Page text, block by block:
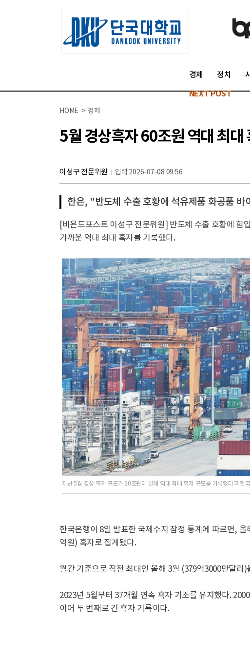
경제 정치
NEXT POST
HOME > 경제
5월 경상흑자 60조원 역대 최대
이성구 전문위원 입력 2026-07-08 09:56
한은, "반도체 수출 호황에 석유제품 화공품 바
[비욘드포스트 이성구 전문위원] 반도체 수출 호황에 힘
가까운 역대 최대 흑자를 기록했다.
지난 5월 경상 흑자 규모가 60조원에 달해 역대 최대 흑자 규모를 기록했다고 한
한국은행이 8일 발표한 국제수지 잠정 통계에 따르면,
억원) 흑자로 집계됐다.
월간 기준으로 직전 최대인 올해 3월 (379억3000만달러
2023년 5월부터 37개월 연속 흑자 기조를 유지했다.
이어 두 번째로 긴 흑자 기록이다.